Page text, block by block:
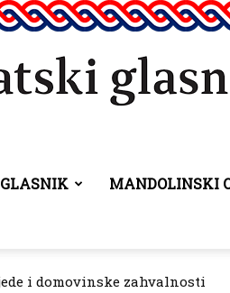
MANDOLINSKI
i domovinske zahvalnosti
prava donio odluku o